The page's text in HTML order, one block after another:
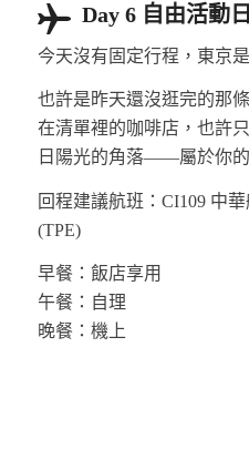
Day 6 自由活動
今天沒有固定行程，東京
也許是昨天還沒逛完的那
在清單裡的咖啡店，也許
日陽光的角落——屬於你
回程建議航班：CI109 中
(TPE)
早餐：飯店享用
午餐：自理
晚餐：機上